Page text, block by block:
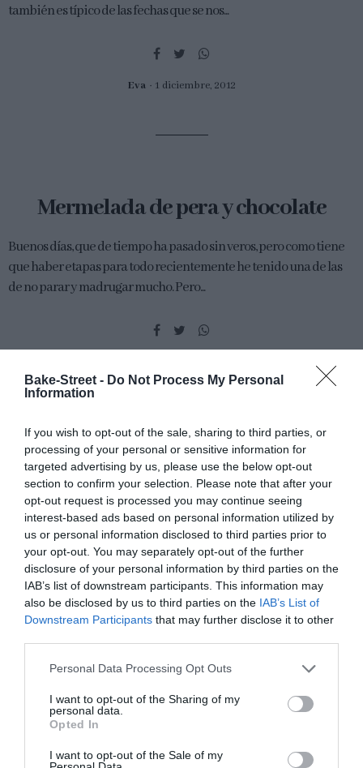
Bake-Street - Do Not Process My Personal
Information
If you wish to opt-out of the sale, sharing to third parties, or
processing of your personal or sensitive information for
targeted advertising by us, please use the below opt-out
section to confirm your selection. Please note that after your
opt-out request is processed you may continue seeing
interest-based ads based on personal information utilized by
us or personal information disclosed to third parties prior to
your opt-out. You may separately opt-out of the further
disclosure of your personal information by third parties on the
IAB’s list of downstream participants. This information may
also be disclosed by us to third parties on the IAB’s List of
Downstream Participants that may further disclose it to other
Please note that this website/app uses one or more Google
not limited to your visit or usage behaviour. You may click to
grant or deny consent to Google and its third-party tags to
use your data for below specified purposes in below Google
consent section.
Personal Data Processing Opt Outs
I want to opt-out of the Sharing of my
personal data.
Opted In
I want to opt-out of the Sale of my
también es típico de las fechas que se nos...
Eva 1 diciembre, 2012
Mermelada de pera y chocolate
Buenos días, que de tiempo ha pasado sin veros, pero como tiene
que haber etapas para todo recientemente he tenido una de las
de no parar y madrugar mucho. Pero...
Mordiscos de Cheesecake cubiertos
de chocolate
Buenos días, que bien sienta llegar al fin de semana y tener un par
de días para dedicarlos completamente al ocio! siempre en
medida de nuestras posibilidades, aunque el hecho...
Eva 17 noviembre, 2012